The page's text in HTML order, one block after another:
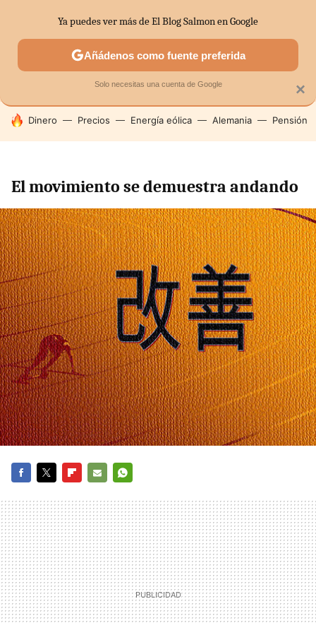
SECTORES ECONOMÍA DOMÉSTICA MERCADOS
HOY SE HABLA DE
Dinero Precios Energía eólica Alemania Pensión
El movimiento se demuestra andando
MAIL
×
Ya puedes ver más de El Blog Salmon en Google
Añádenos como fuente preferida
Solo necesitas una cuenta de Google